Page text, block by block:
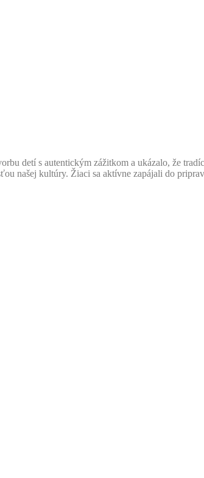
detí s autentickým zážitkom a ukázalo, že
našej kultúry. Žiaci sa aktívne zapájali do